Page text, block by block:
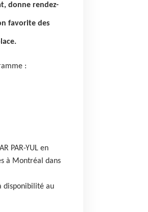
donne rendez-
favorite des
:
PAR-YUL en
à Montréal dans
disponibilité au